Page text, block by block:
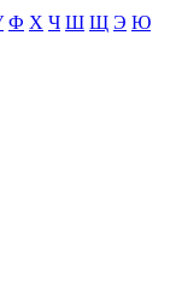
Ф Х Ч Ш Щ Э Ю